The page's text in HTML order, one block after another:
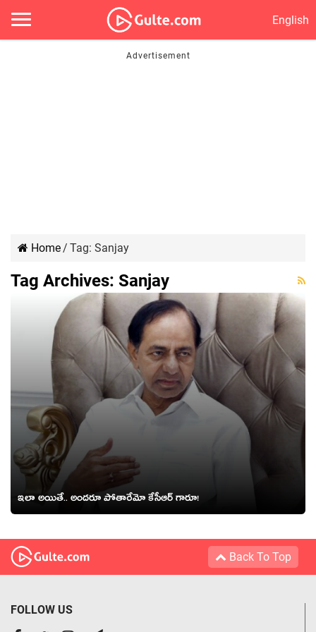
English
Home/ Tag: Sanjay
Tag Archives: Sanjay
ఇలా అయితే.. అంద‌రూ పోతారేమో కేసీఆర్ గారూ!
Back To Top
FOLLOW US